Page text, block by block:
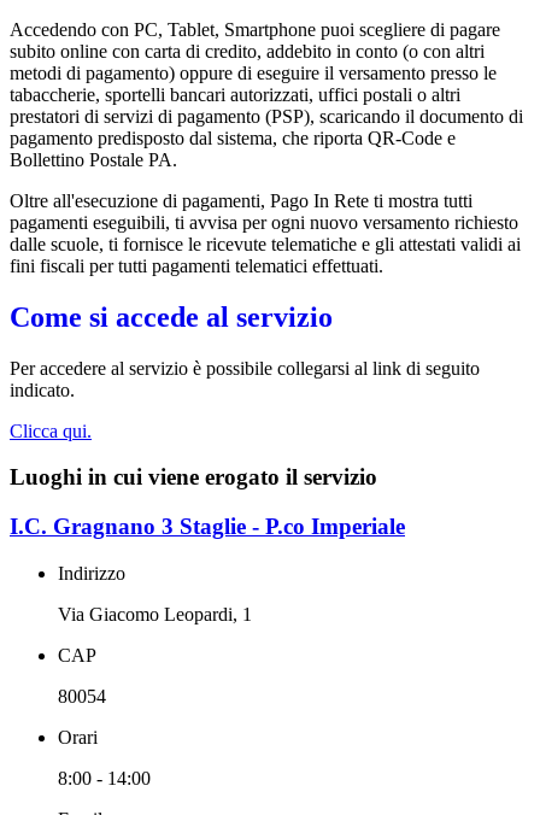
Accedendo con PC, Tablet, Smartphone puoi scegliere di pagare
subito online con carta di credito, addebito in conto (o con altri
metodi di pagamento) oppure di eseguire il versamento presso le
tabaccherie, sportelli bancari autorizzati, uffici postali o altri
prestatori di servizi di pagamento (PSP), scaricando il documento di
pagamento predisposto dal sistema, che riporta QR-Code e
Bollettino Postale PA.
Oltre all'esecuzione di pagamenti, Pago In Rete ti mostra tutti
pagamenti eseguibili, ti avvisa per ogni nuovo versamento richiesto
dalle scuole, ti fornisce le ricevute telematiche e gli attestati validi ai
fini fiscali per tutti pagamenti telematici effettuati.
Come si accede al servizio
Per accedere al servizio è possibile collegarsi al link di seguito
indicato.
Clicca qui.
Luoghi in cui viene erogato il servizio
I.C. Gragnano 3 Staglie - P.co Imperiale
Indirizzo
Via Giacomo Leopardi, 1
CAP
80054
Orari
8:00 - 14:00